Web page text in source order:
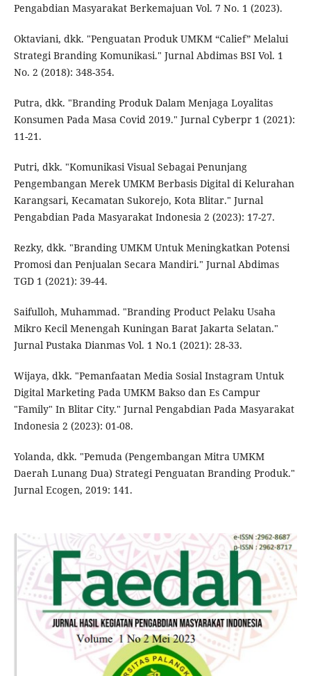
Pengabdian Masyarakat Berkemajuan Vol. 7 No. 1 (2023).
Oktaviani, dkk. "Penguatan Produk UMKM “Calief” Melalui
Strategi Branding Komunikasi." Jurnal Abdimas BSI Vol. 1
No. 2 (2018): 348-354.
Putra, dkk. "Branding Produk Dalam Menjaga Loyalitas
Konsumen Pada Masa Covid 2019." Jurnal Cyberpr 1 (2021):
11-21.
Putri, dkk. "Komunikasi Visual Sebagai Penunjang
Pengembangan Merek UMKM Berbasis Digital di Kelurahan
Karangsari, Kecamatan Sukorejo, Kota Blitar." Jurnal
Pengabdian Pada Masyarakat Indonesia 2 (2023): 17-27.
Rezky, dkk. "Branding UMKM Untuk Meningkatkan Potensi
Promosi dan Penjualan Secara Mandiri." Jurnal Abdimas
TGD 1 (2021): 39-44.
Saifulloh, Muhammad. "Branding Product Pelaku Usaha
Mikro Kecil Menengah Kuningan Barat Jakarta Selatan."
Jurnal Pustaka Dianmas Vol. 1 No.1 (2021): 28-33.
Wijaya, dkk. "Pemanfaatan Media Sosial Instagram Untuk
Digital Marketing Pada UMKM Bakso dan Es Campur
"Family" In Blitar City." Jurnal Pengabdian Pada Masyarakat
Indonesia 2 (2023): 01-08.
Yolanda, dkk. "Pemuda (Pengembangan Mitra UMKM
Daerah Lunang Dua) Strategi Penguatan Branding Produk."
Jurnal Ecogen, 2019: 141.